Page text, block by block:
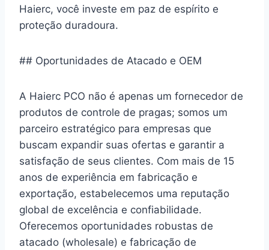
Haierc, você investe em paz de espírito e
proteção duradoura.
## Oportunidades de Atacado e OEM
A Haierc PCO não é apenas um fornecedor de
produtos de controle de pragas; somos um
parceiro estratégico para empresas que
buscam expandir suas ofertas e garantir a
satisfação de seus clientes. Com mais de 15
anos de experiência em fabricação e
exportação, estabelecemos uma reputação
global de excelência e confiabilidade.
Oferecemos oportunidades robustas de
atacado (wholesale) e fabricação de